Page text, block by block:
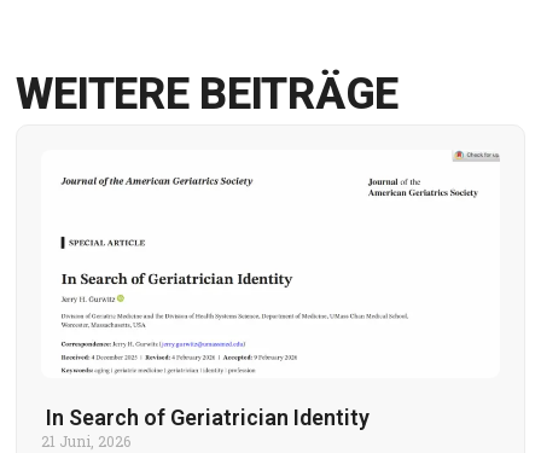
WEITERE BEITRÄGE
In Search of Geriatrician Identity
21 Juni, 2026